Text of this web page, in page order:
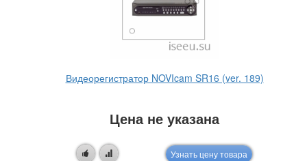
Видеорегистратор NOVIcam SR16 (ver. 189)
Цена не указана
Узнать цену товара